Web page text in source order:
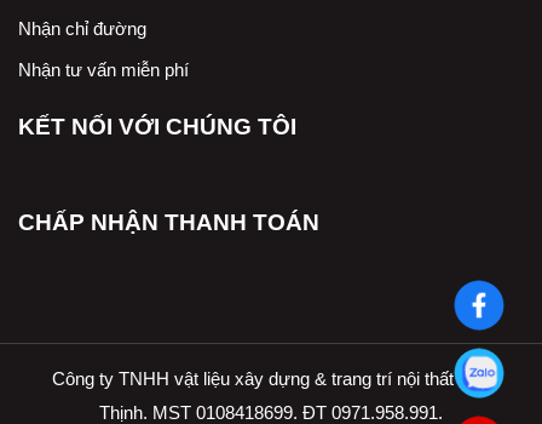
Nhận chỉ đường
Nhận tư vấn miễn phí
KẾT NỐI VỚI CHÚNG TÔI
CHẤP NHẬN THANH TOÁN
Công ty TNHH vật liệu xây dựng & trang trí nội thất Hòa
Thịnh. MST 0108418699. ĐT 0971.958.991.